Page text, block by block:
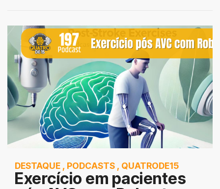
DESTAQUE , PODCASTS , QUATRODE15
Exercício em pacientes